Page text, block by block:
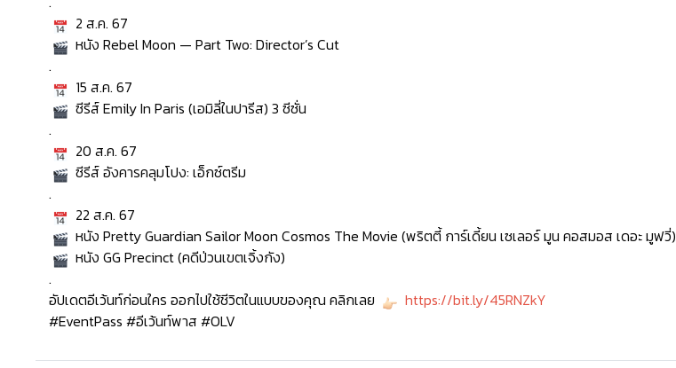
2 ส.ค. 67
หนัง Rebel Moon — Part Two: Director’s Cut
.
15 ส.ค. 67
ซีรีส์ Emily In Paris (เอมิลี่ในปารีส) 3 ซีซั่น
.
20 ส.ค. 67
ซีรีส์ อังคารคลุมโปง: เอ็กซ์ตรีม
.
22 ส.ค. 67
หนัง Pretty Guardian Sailor Moon Cosmos The Movie (พริตตี้ การ์เดี้ยน เซเลอร์ มูน คอสมอส เดอะ มูฟวี่)
หนัง GG Precinct (คดีป่วนเขตเจิ้งกัง)
.
อัปเดตอีเว้นท์ก่อนใคร ออกไปใช้ชีวิตในแบบของคุณ คลิกเลย
https://bit.ly/45RNZkY
#EventPass #อีเว้นท์พาส #OLV